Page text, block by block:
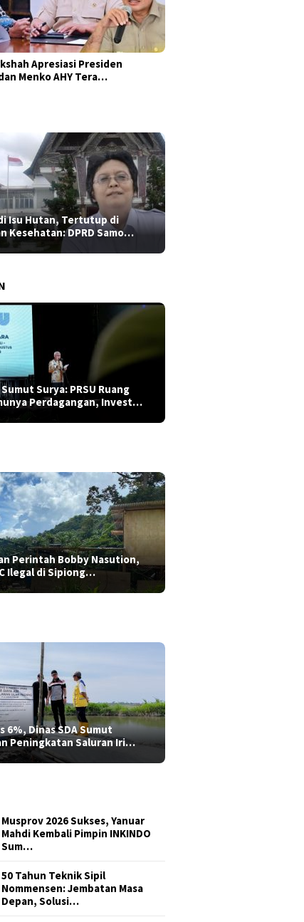
Apresiasi Presiden
Menko AHY Tera…
Isu Hutan, Tertutup di
Kesehatan: DPRD Samo…
Surya: PRSU Ruang
Perdagangan, Invest…
Perintah Bobby Nasution,
Ilegal di Sipiong…
6%, Dinas SDA Sumut
Peningkatan Saluran Iri…
Musprov 2026 Sukses, Yanuar
Mahdi Kembali Pimpin INKINDO
Sum…
50 Tahun Teknik Sipil
Nommensen: Jembatan Masa
Depan, Solusi…